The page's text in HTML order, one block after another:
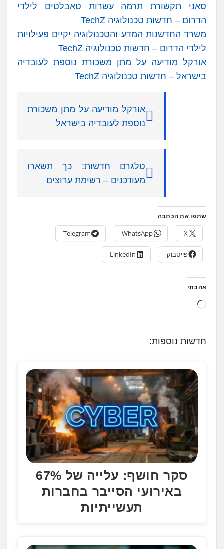
סאני תקשורת תרמה עשרות טאבלטים לילדי
הדרום – חדשות טכנולוגיה TechZ
משרד החדשנות המדע והטכנולוגיה יקיים פעילויות
לילדי הדרום – חדשות טכנולוגיה TechZ
אורקל מודיעה על מתן משכורת נוספת לעובדיה
בישראל – חדשות טכנולוגיה TechZ
אורקל מודיעה על מתן משכורת
נוספת לעובדיה בישראל
טלגרם חדשות: כך תשארו
מעודכנים – רשימת ערוצים
שתפו את הכתבה
X
WhatsApp
Telegram
פייסבוק LinkedIn
אהבתי
ט
.
.
חדשות נוספות:
סקר חושף: עלייה של 67%
באירועי הסייבר בחברות
תעשייתיות